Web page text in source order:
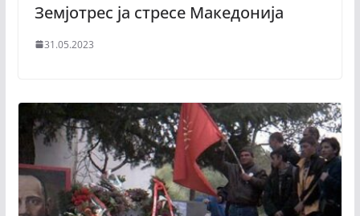
Земјотрес ја стресе Македонија
31.05.2023